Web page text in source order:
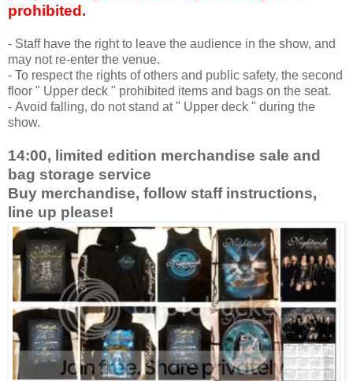
prohibited.
- Staff have the right to leave the audience in the show, and
may not re-enter the venue.
- To respect the rights of others and public safety, the second
floor " Upper deck " prohibited items and bags on the seat.
- Avoid falling, do not stand at " Upper deck " during the
show.
14:00, limited edition merchandise sale and
bag storage service
Buy merchandise, follow staff instructions,
line up please!